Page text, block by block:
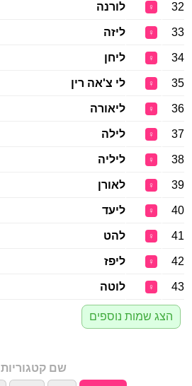
32
♀ לורנה
33
♀ ליזה
34
♀ ליחן
35
♀ לי צ'אה רין
36
♀ ליאורה
37
♀ לילה
38
♀ ליליה
39
♀ לאורן
40
♀ ליעד
41
♀ להט
42
♀ ליפז
43
♀ לוטה
הצג שמות נוספים
שם קטגוריות